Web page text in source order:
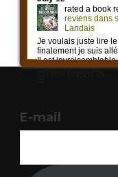
E-mail